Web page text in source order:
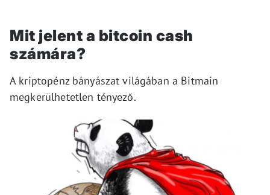
Mit jelent a bitcoin cash
számára?
A kriptopénz bányászat világában a Bitmain
megkerülhetetlen tényező.